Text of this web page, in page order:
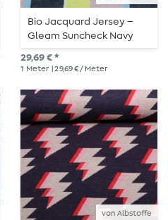
Bio Jacquard Jersey –
Gleam Suncheck Navy
29,69 € *
1 Meter | 29,69 € / Meter
von Albstoffe